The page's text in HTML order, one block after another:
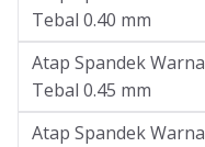
Tebal 0.40 mm
Atap Spandek Warna
Tebal 0.45 mm
Atap Spandek Warna